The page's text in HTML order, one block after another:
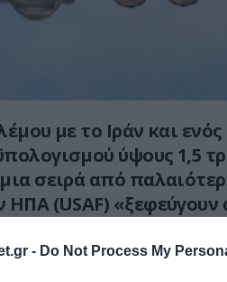
- Do Not Process My
με το Ιράν και ενός
ύψους 1,5
σειρά από
ΗΠΑ (USAF)